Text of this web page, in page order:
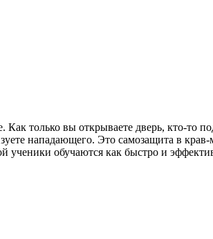
только вы открываете дверь, кто-то
нападающего. Это самозащита в крав-
обучаются как быстро и